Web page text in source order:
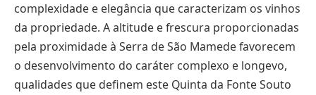
complexidade e elegância que caracterizam os vinhos
da propriedade. A altitude e frescura proporcionadas
pela proximidade à Serra de São Mamede favorecem
o desenvolvimento do caráter complexo e longevo,
qualidades que definem este Quinta da Fonte Souto